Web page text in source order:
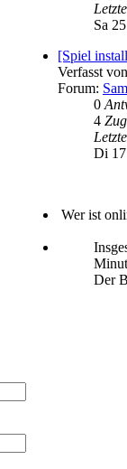
Sa
[Spiel
Verfasst von
Forum:
0
4
Di
Wer ist
Der